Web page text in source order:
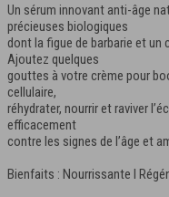
Un sérum innovant anti-âge
précieuses biologiques
dont la figue de barbarie et un
Ajoutez quelques
gouttes à votre crème pour
cellulaire,
réhydrater, nourrir et raviver
efficacement
contre les signes de l’âge et
Bienfaits : Nourrissante I